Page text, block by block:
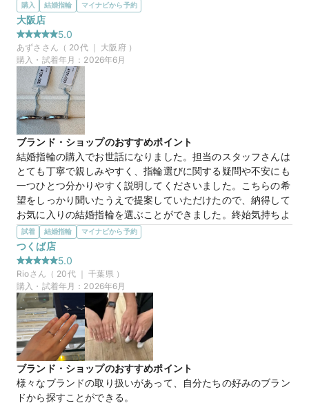
購入 結婚指輪 マイナビから予約
大阪店
5.0
あずさ さん（ 20代 ｜ 大阪府）
購入・試着年月： 2026年6月
ブランド・ショップのおすすめポイント
結婚指輪の購入でお世話になりました。担当のスタッフさんは
とても丁寧で親しみやすく、指輪選びに関する疑問や不安にも
一つひとつ分かりやすく説明してくださいました。こちらの希
望をしっかり聞いたうえで提案していただけたので、納得して
お気に入りの結婚指輪を選ぶことができました。終始気持ちよ
く対応していただき、素敵な思い出になりました。ありがとう
ございました。
選んだ商品を気に入った理由
ピンクゴールドとプラチナの組み合わせが上品で、一目見たと
きからとても可愛いと思いました。肌なじみの良いピンクゴー
ルドと落ち着いたプラチナのバランスが絶妙で、普段使いもし
やすそうです。また、「Thank you」という名前に込められた
意味も素敵で、これからの結婚生活の中でお互いへの感謝を忘
れないようにという想いに惹かれ、購入を決めました。見るた
びに温かい気持ちになれる指輪です。
商品名 【BONDS】Thank you サンキュー
試着 結婚指輪 マイナビから予約
つくば店
5.0
Rioさん（ 20代 ｜千葉県 ）
購入・試着年月： 2026年6月
ブランド・ショップのおすすめポイント
様々なブランドの取り扱いがあって、自分たちの好みのブラン
ドから探すことができる。